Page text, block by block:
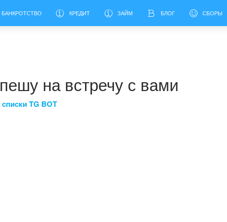
КРЕДИТ ЗАЙМ БЛОГ СБОРЫ
на встречу с вами
TG BOT